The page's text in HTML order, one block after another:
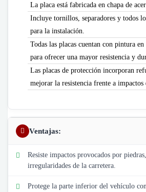
La placa está fabricada en chapa de
Incluye tornillos, separadores y todos
para la instalación.
Todas las placas cuentan con pintura
para ofrecer una mayor resistencia y
Las placas de protección incorporan
mejorar la resistencia frente a impactos
Ventajas:
Resiste impactos provocados por
irregularidades de la carretera.
Protege la parte inferior del vehículo